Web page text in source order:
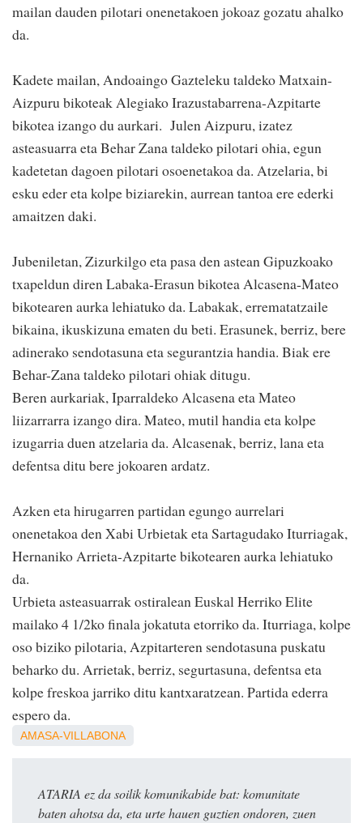
mailan dauden pilotari onenetakoen jokoaz gozatu ahalko
da.
Kadete mailan, Andoaingo Gazteleku taldeko Matxain-
Aizpuru bikoteak Alegiako Irazustabarrena-Azpitarte
bikotea izango du aurkari. Julen Aizpuru, izatez
asteasuarra eta Behar Zana taldeko pilotari ohia, egun
kadetetan dagoen pilotari osoenetakoa da. Atzelaria, bi
esku eder eta kolpe biziarekin, aurrean tantoa ere ederki
amaitzen daki.
Jubeniletan, Zizurkilgo eta pasa den astean Gipuzkoako
txapeldun diren Labaka-Erasun bikotea Alcasena-Mateo
bikotearen aurka lehiatuko da. Labakak, errematatzaile
bikaina, ikuskizuna ematen du beti. Erasunek, berriz, bere
adinerako sendotasuna eta segurantzia handia. Biak ere
Behar-Zana taldeko pilotari ohiak ditugu.
Beren aurkariak, Iparraldeko Alcasena eta Mateo
liizarrarra izango dira. Mateo, mutil handia eta kolpe
izugarria duen atzelaria da. Alcasenak, berriz, lana eta
defentsa ditu bere jokoaren ardatz.
Azken eta hirugarren partidan egungo aurrelari
onenetakoa den Xabi Urbietak eta Sartagudako Iturriagak,
Hernaniko Arrieta-Azpitarte bikotearen aurka lehiatuko
da.
Urbieta asteasuarrak ostiralean Euskal Herriko Elite
mailako 4 1/2ko finala jokatuta etorriko da. Iturriaga, kolpe
oso biziko pilotaria, Azpitarteren sendotasuna puskatu
beharko du. Arrietak, berriz, segurtasuna, defentsa eta
kolpe freskoa jarriko ditu kantxaratzean. Partida ederra
espero da.
AMASA-VILLABONA
ATARIA ez da soilik komunikabide bat: komunitate
baten ahotsa da, eta urte hauen guztien ondoren, zuen